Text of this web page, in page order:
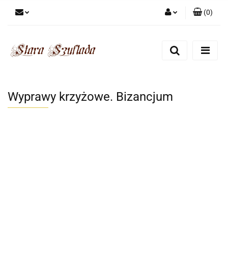
Zarejestruj się
(0)
Wyprawy krzyżowe. Bizancjum